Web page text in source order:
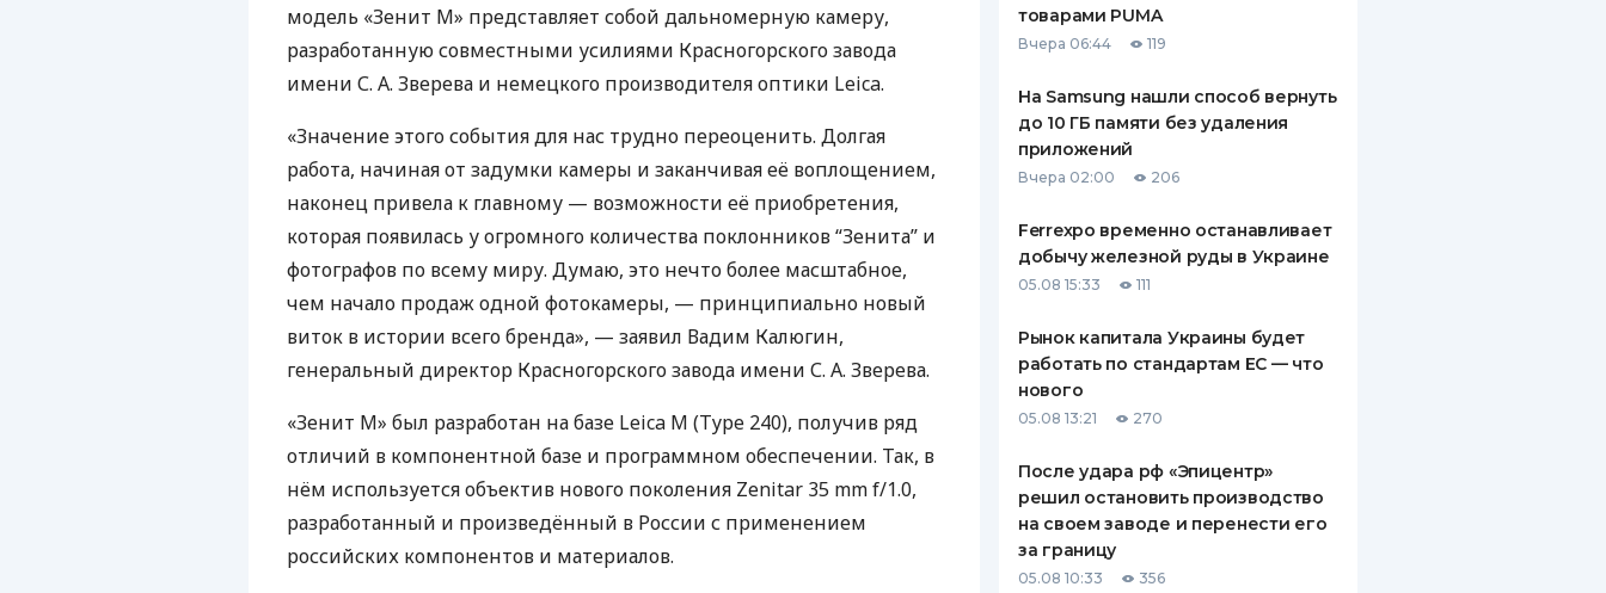
КЕШБЭКА
БАНКОВСКИМ КАРТАМ
ПУТЕВОДИТЕЛИ ПО
ВСЕ СТРАХОВЫЕ ПОЛИСЫ
СТРАХОВЫЕ КОМПАНИИ
КОМПАНИЯХ
модель «Зенит М» представляет собой дальномерную камеру,
разработанную совместными усилиями Красногорского завода
имени С. А. Зверева и немецкого производителя оптики Leica.
«Значение этого события для нас трудно переоценить. Долгая
работа, начиная от задумки камеры и заканчивая её воплощением,
наконец привела к главному — возможности её приобретения,
которая появилась у огромного количества поклонников “Зенита” и
фотографов по всему миру. Думаю, это нечто более масштабное,
чем начало продаж одной фотокамеры, — принципиально новый
виток в истории всего бренда», — заявил Вадим Калюгин,
генеральный директор Красногорского завода имени С. А. Зверева.
«Зенит М» был разработан на базе Leica M (Type 240), получив ряд
отличий в компонентной базе и программном обеспечении. Так, в
нём используется объектив нового поколения Zenitar 35 mm f/1.0,
разработанный и произведённый в России с применением
российских компонентов и материалов.
товарами PUMA
Вчера 06:44 119
На Samsung нашли способ вернуть
до 10 ГБ памяти без удаления
приложений
Вчера 02:00 206
Ferrexpo временно останавливает
добычу железной руды в Украине
05.08 15:33 111
Рынок капитала Украины будет
работать по стандартам ЕС — что
нового
05.08 13:21 270
После удара рф «Эпицентр»
решил остановить производство
на своем заводе и перенести его
за границу
05.08 10:33 356